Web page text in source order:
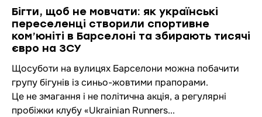
Бігти, щоб не мовчати: як українські
переселенці створили спортивне
ком’юніті в Барселоні та збирають тисячі
євро на ЗСУ
Щосуботи на вулицях Барселони можна побачити
групу бігунів із синьо-жовтими прапорами.
Це не змагання і не політична акція, а регулярні
пробіжки клубу «Ukrainian Runners...